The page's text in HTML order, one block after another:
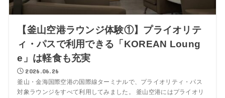
【釜山空港ラウンジ体験①】プライオリテ
ィ・パスで利用できる「KOREAN Loung
e」は軽食も充実
2026.06.26
釜山・金海国際空港の国際線ターミナルで、プライオリティ・パス
対象ラウンジをすべて利用してみました。 釜山空港にはプライオリ